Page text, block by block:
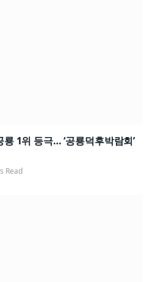
1위 등극… ‘공룡덕후박람회’
Read